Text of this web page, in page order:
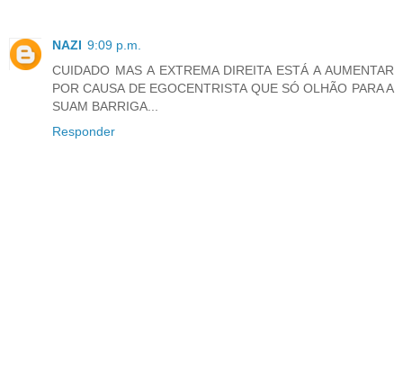
NAZI 9:09 p.m.
CUIDADO MAS A EXTREMA DIREITA ESTÁ A AUMENTAR
POR CAUSA DE EGOCENTRISTA QUE SÓ OLHÃO PARA A
SUAM BARRIGA...
Responder